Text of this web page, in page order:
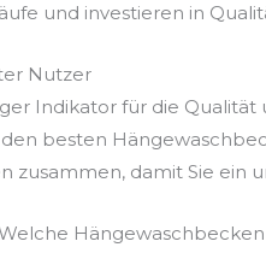
und investieren in
Nutzer
Indikator für die
besten
zusammen, damit Sie ein